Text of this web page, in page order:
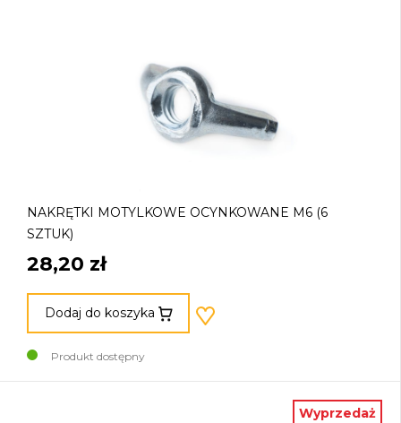
NAKRĘTKI MOTYLKOWE OCYNKOWANE M6 (6
SZTUK)
28,20 zł
Dodaj do koszyka
Produkt dostępny
Wyprzedaż